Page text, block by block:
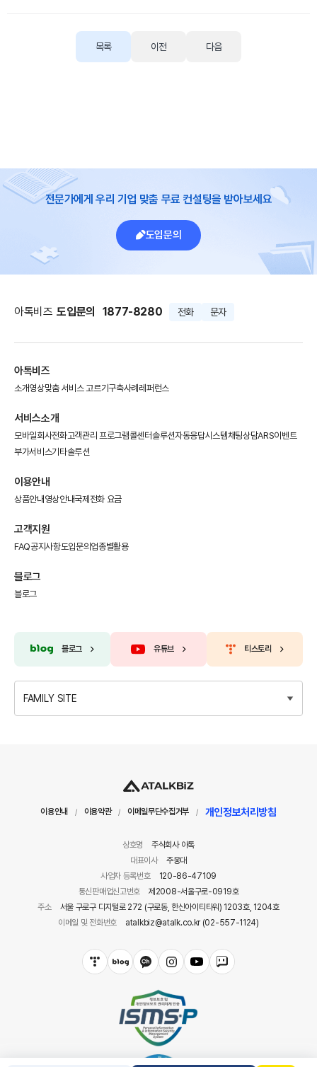
목록 이전 다음
전문가에게 우리 기업 맞춤 무료 컨설팅을 받아보세요
도입문의
아톡비즈 도입문의 1877-8280 전화 문자
아톡비즈
소개영상맞춤 서비스 고르기구축사례레퍼런스
서비스소개
모바일회사전화고객관리 프로그램콜센터솔루션자동응답시스템채팅상담ARS이벤트
부가서비스기타솔루션
이용안내
상품안내영상안내국제전화 요금
고객지원
FAQ공지사항도입문의업종별활용
블로그
블로그
블로그 유튜브 티스토리
FAMILY SITE
이용안내 / 이용약관 / 이메일무단수집거부 / 개인정보처리방침
상호명
주식회사 아톡
대표이사
주웅대
사업자 등록번호
120-86-47109
통신판매업신고번호
제2008-서울구로-0919호
주소
서울 구로구 디지털로 272 (구로동, 한신아이티타워) 1203호, 1204호
이메일 및 전화번호
atalkbiz@atalk.co.kr (02-557-1124)